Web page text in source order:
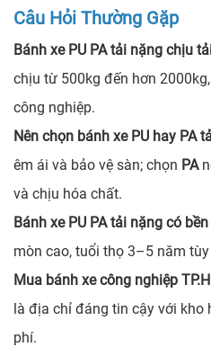
Câu Hỏi Thường Gặp
Bánh xe PU PA tải nặng chịu
chịu từ 500kg đến hơn
công nghiệp.
Nên chọn bánh xe PU hay PA
êm ái và bảo vệ sàn; chọn PA
và chịu hóa chất.
Bánh xe PU PA tải nặng có
mòn cao, tuổi thọ 3–5 năm
Mua bánh xe công nghiệp
là địa chỉ đáng tin cậy với kho
phí.